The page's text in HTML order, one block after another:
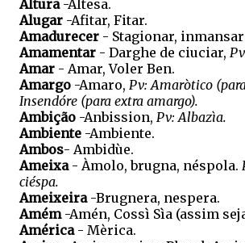
Altura-Altesa.
Alugar -Afitar, Fitar.
Amadurecer - Stagionar,
Amamentar - Darghe de ciuciar,
Amar - Amar, Voler Ben.
Amargo -Amaro, Pv: Amaròtico
Insendóre (para extra amargo).
Ambição -Anbission, Pv: Albazìa.
Ambiente -Ambiente.
Ambos- Ambidùe.
Ameixa- Àmolo, brugna, néspola.
ciéspa.
Ameixeira-Brugnera, nespera.
Amém-Amén, Cossì Sìa (assim
América- Mèrica.